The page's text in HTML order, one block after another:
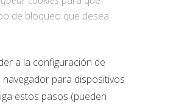
de bloqueo que desea
a la configuración de
navegador para dispositivos
estos pasos (pueden